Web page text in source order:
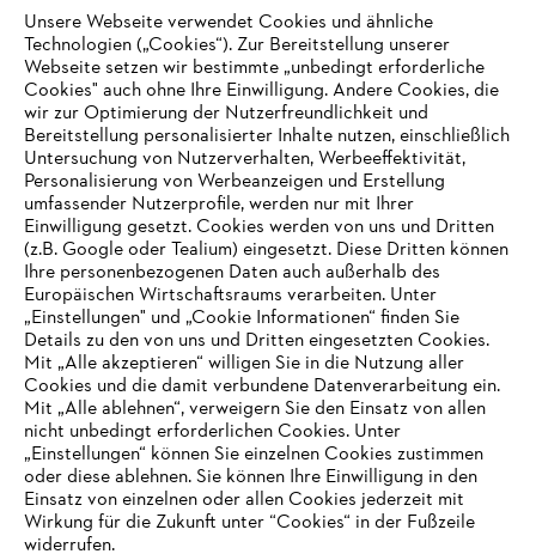
Zahlungsmöglichkeiten
Unternehmen
Online Shop
Service
IHR BROWSER WIRD NICHT
UNTERSTÜTZT
Unsere Webseite verwendet Cookies und ähnliche
Technologien („Cookies“). Zur Bereitstellung unserer
Webseite setzen wir bestimmte „unbedingt erforderliche
Cookies" auch ohne Ihre Einwilligung. Andere Cookies, die
wir zur Optimierung der Nutzerfreundlichkeit und
Bereitstellung personalisierter Inhalte nutzen, einschließlich
Untersuchung von Nutzerverhalten, Werbeeffektivität,
Personalisierung von Werbeanzeigen und Erstellung
umfassender Nutzerprofile, werden nur mit Ihrer
Einwilligung gesetzt. Cookies werden von uns und Dritten
(z.B. Google oder Tealium) eingesetzt. Diese Dritten können
Ihre personenbezogenen Daten auch außerhalb des
Europäischen Wirtschaftsraums verarbeiten. Unter
„Einstellungen" und „Cookie Informationen“ finden Sie
Details zu den von uns und Dritten eingesetzten Cookies.
Mit „Alle akzeptieren“ willigen Sie in die Nutzung aller
Cookies und die damit verbundene Datenverarbeitung ein.
Mit „Alle ablehnen“, verweigern Sie den Einsatz von allen
nicht unbedingt erforderlichen Cookies. Unter
„Einstellungen“ können Sie einzelnen Cookies zustimmen
oder diese ablehnen. Sie können Ihre Einwilligung in den
Einsatz von einzelnen oder allen Cookies jederzeit mit
Wirkung für die Zukunft unter “Cookies“ in der Fußzeile
widerrufen.